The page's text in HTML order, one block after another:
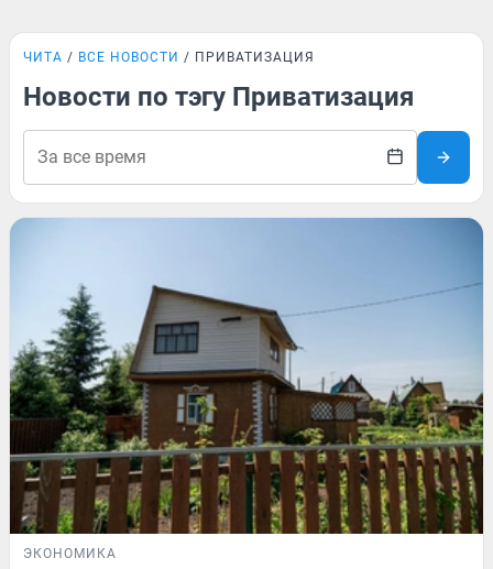
ЧИТА ВСЕ НОВОСТИ ПРИВАТИЗАЦИЯ
Новости по тэгу Приватизация
ЭКОНОМИКА